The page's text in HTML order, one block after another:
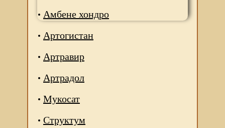
Амбене хондро
Артогистан
Артравир
Артрадол
Мукосат
Структум